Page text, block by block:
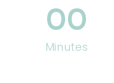
00
Minutes